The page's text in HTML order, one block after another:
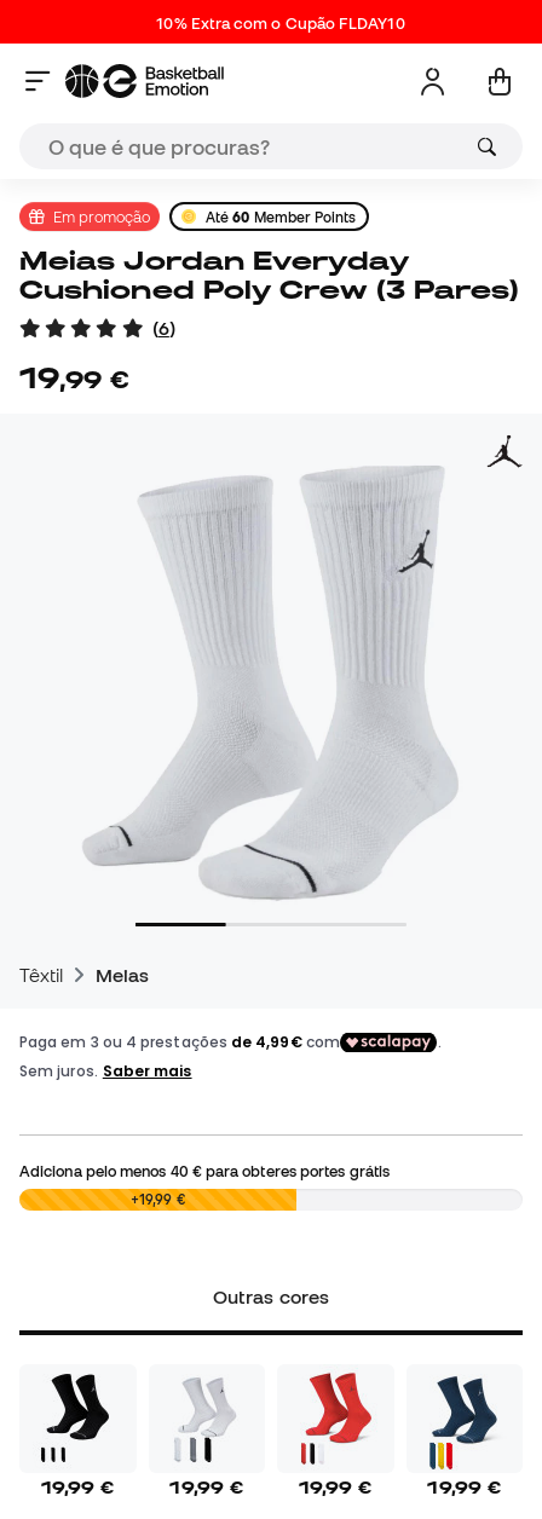
10% Extra com o Cupão FLDAY10
Em promoção Até60 Member Points
Meias Jordan Everyday
Cushioned Poly Crew (3 Pares)
(6)
19,99 €
Têxtil Meias
Adiciona pelo menos 40 €para obteres portes grátis
0,00 € +19,99 €
Outras cores
19,99 € 19,99 € 19,99 € 19,99 €